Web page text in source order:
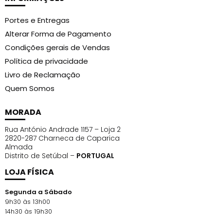
prevenção da queda capilar e diminui a porosidade
dos fios | Cetrimonium Chloride/ Cloreto de
Cetrimônio / Agente de condicionamento | Citric Acid
/Ácido Cítrico / Regulador de pH | Lactic Acid/Ácido
Lático / Regulador de pH | Sodium Benzoate,
Potassium Sorbate / Benzoato de Sódio, Sorbato de
Hexyl Cinamal, Geraniol, Benzyl Salicylate, d-Limonene,
Linalool / Fragrância e alergênicos.
Óleo Capilar:Hydrogenated Farnesene | Psidium
Guajava Seed Oil | Coco-Caprylate | Caprylic/Capric
Triglyceride | Brassica Napus (Canola) Oil,
Behenyl/Stearyl Aminopropanediol Esters |
Cyclopentasiloxane, Cetearyl Dimethicone, Vinyl
Dimethicone Crosspolymer | Tocopherol |
Fragrance/Parfum / Fragrância, Citral, Geraniol,
Portes e Entregas
Alterar Forma de Pagamento
Condições gerais de Vendas
Política de privacidade
Livro de Reclamação
Quem Somos
MORADA
Rua António Andrade 1157 – Loja 2
2820-287 Charneca de Caparica
Almada
Distrito de Setúbal – PORTUGAL
LOJA FÍSICA
Segunda a Sábado
9h30 às 13h00
14h30 às 19h30